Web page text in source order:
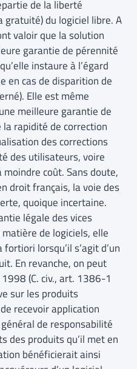
de la liberté
gratuité) du logiciel libre. A
valoir que la solution
garantie de pérennité
instaure à l’égard
en cas de disparition de
Elle est même
meilleure garantie de
rapidité de correction
des corrections
des utilisateurs, voire
coût. Sans doute,
droit français, la voie des
quoique incertaine.
légale des vices
de logiciels, elle
lorsqu’il s’agit d’un
En revanche, on peut
(C. civ., art. 1386-1
sur les produits
recevoir application
de responsabilité
des produits qu’il met en
bénéficierait ainsi